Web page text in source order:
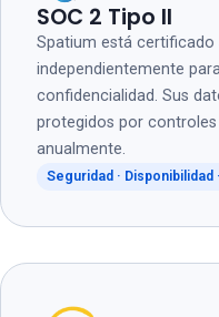
SOC 2 Tipo II
Spatium está certificado
independientemente
confidencialidad. Sus
protegidos por
anualmente.
Seguridad · Disponibilidad